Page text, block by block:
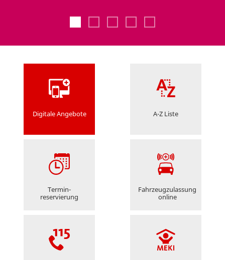
Digitale Angebote A-Z Liste
Termin­
reservierung
Fahrzeugzulassung
online